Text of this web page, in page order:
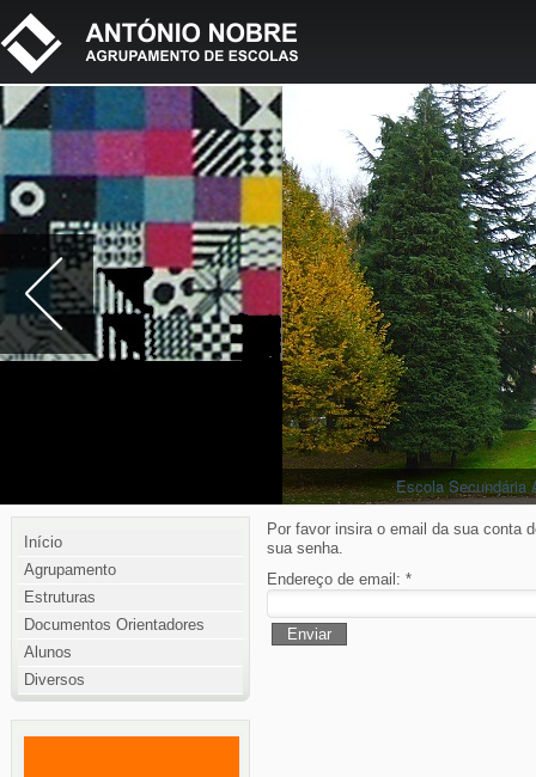
Escola Secundária
Início
Agrupamento
Estruturas
Documentos Orientadores
Alunos
Diversos
Por favor insira o email da sua conta
sua senha.
Endereço de email: *
Enviar